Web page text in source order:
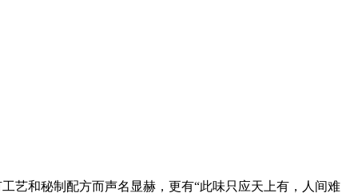
艺和秘制配方而声名显赫，更有“此味只应天上有，人间难